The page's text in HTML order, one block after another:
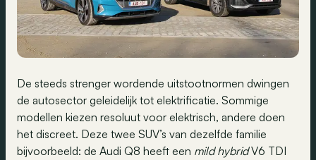
De steeds strenger wordende uitstootnormen dwingen
de autosector geleidelijk tot elektrificatie. Sommige
modellen kiezen resoluut voor elektrisch, andere doen
het discreet. Deze twee SUV’s van dezelfde familie
bijvoorbeeld: de Audi Q8 heeft een mild hybridV6 TDI